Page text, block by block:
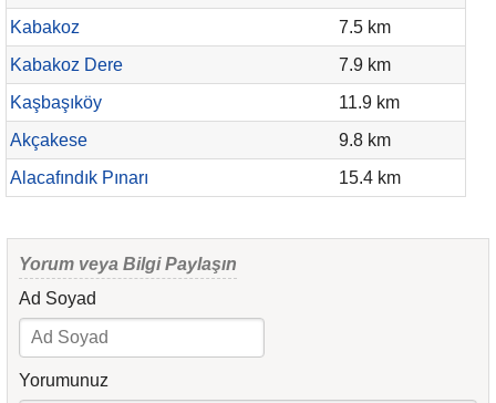
Kabakoz
7.5 km
Kabakoz Dere
7.9 km
Kaşbaşıköy
11.9 km
Akçakese
9.8 km
Alacafındık Pınarı
15.4 km
Yorum veya Bilgi Paylaşın
Ad Soyad
Yorumunuz